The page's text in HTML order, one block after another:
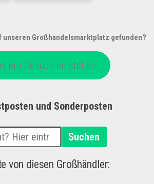
unseren Großhandelsmarktplatz gefunden?
ein Gesuch einstellen
und Sonderposten
Suchen
von diesen Großhändler: